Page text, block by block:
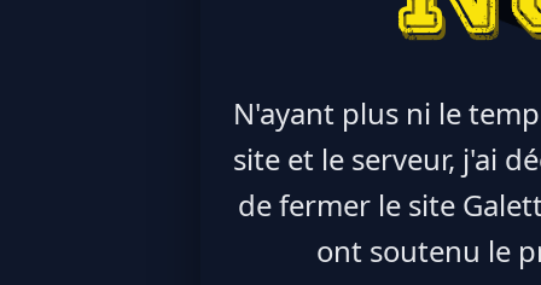
N'ayant plus ni le
site et le serveur, j'ai
de fermer le site
ont soutenu le